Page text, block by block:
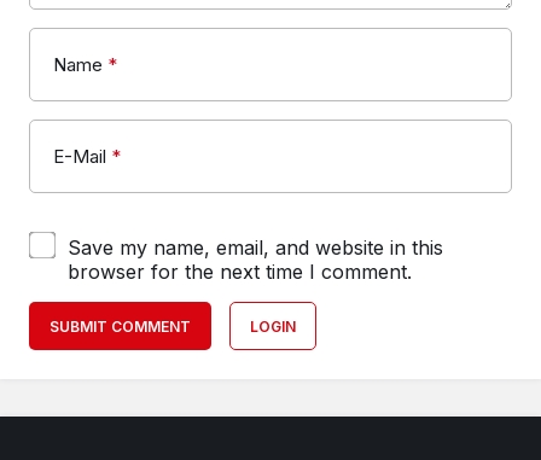
Name *
E-Mail *
Save my name, email, and website in this
browser for the next time I comment.
SUBMIT COMMENT LOGIN